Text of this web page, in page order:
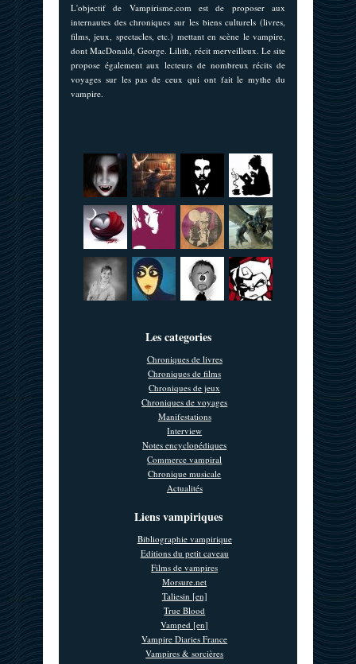
L'objectif de Vampirisme.com est de proposer aux
internautes des chroniques sur les biens culturels (livres,
films, jeux, spectacles, etc.) mettant en scène le vampire,
dont MacDonald, George. Lilith, récit merveilleux. Le site
propose également aux lecteurs de nombreux récits de
voyages sur les pas de ceux qui ont fait le mythe du
vampire.
Les categories
Chroniques de livres
Chroniques de films
Chroniques de jeux
Chroniques de voyages
Manifestations
Interview
Notes encyclopédiques
Commerce vampiral
Chronique musicale
Actualités
Liens vampiriques
Bibliographie vampirique
Editions du petit caveau
Films de vampires
Morsure.net
Taliesin [en]
True Blood
Vamped [en]
Vampire Diaries France
Vampires & sorcières